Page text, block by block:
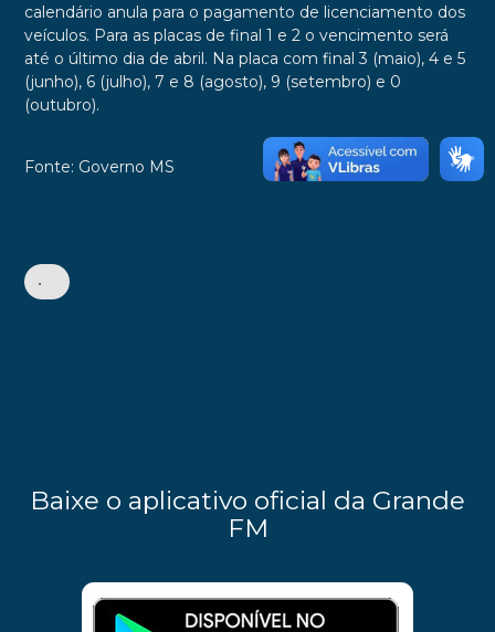
calendário anula para o pagamento de licenciamento dos
veículos. Para as placas de final 1 e 2 o vencimento será
até o último dia de abril. Na placa com final 3 (maio), 4 e 5
(junho), 6 (julho), 7 e 8 (agosto), 9 (setembro) e 0
(outubro).
Fonte: Governo MS
•
Baixe o aplicativo oficial da Grande
FM